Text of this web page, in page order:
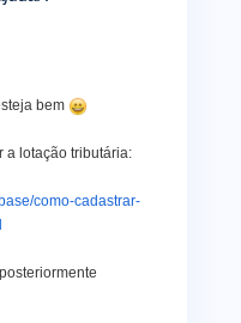
bem
a lotação tributária:
como-cadastrar-